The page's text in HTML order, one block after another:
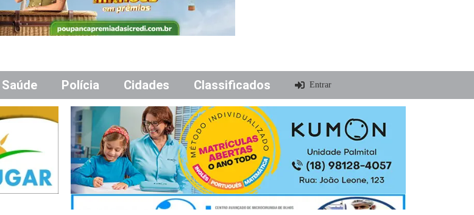
Saúde Polícia Cidades Classificados Entrar